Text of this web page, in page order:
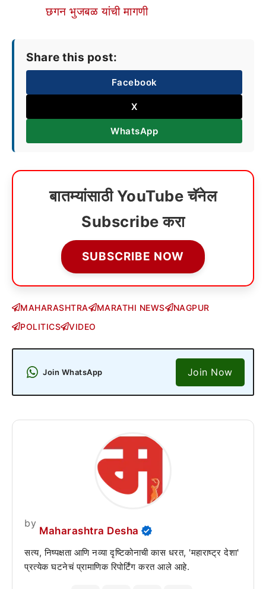
छगन भुजबळ यांची मागणी
Share this post:
Facebook
X
WhatsApp
बातम्यांसाठी YouTube चॅनेल
Subscribe करा
SUBSCRIBE NOW
MAHARASHTRA MARATHI NEWS
NAGPUR
POLITICS
VIDEO
Join WhatsApp Join Now
by
Maharashtra Desha
सत्य, निष्पक्षता आणि नव्या दृष्टिकोनाची कास धरत, 'महाराष्ट्र देशा'
प्रत्येक घटनेचं प्रामाणिक रिपोर्टिंग करत आले आहे.